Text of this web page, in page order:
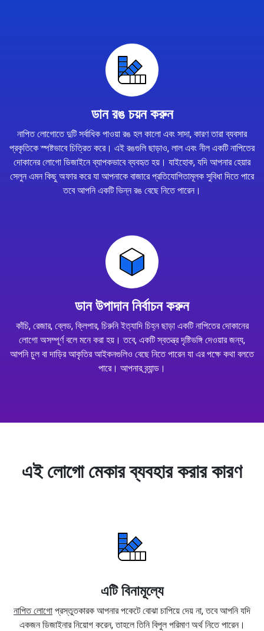
ডান রঙ চয়ন করুন
নাপিত লোগোতে দুটি সর্বাধিক পাওয়া রঙ হল কালো এবং সাদা, কারণ তারা ব্যবসার
প্রকৃতিকে স্পষ্টভাবে চিত্রিত করে। এই রঙগুলি ছাড়াও, লাল এবং নীল একটি নাপিতের
দোকানের লোগো ডিজাইনে ব্যাপকভাবে ব্যবহৃত হয়। যাইহোক, যদি আপনার হেয়ার
সেলুন এমন কিছু অফার করে যা আপনাকে বাজারে প্রতিযোগিতামূলক সুবিধা দিতে পারে
তবে আপনি একটি ভিন্ন রঙ বেছে নিতে পারেন।
ডান উপাদান নির্বাচন করুন
কাঁচি, রেজার, ব্লেড, ক্লিপার, চিরুনি ইত্যাদি চিহ্ন ছাড়া একটি নাপিতের দোকানের
লোগো অসম্পূর্ণ বলে মনে করা হয়। তবে, একটি স্বতন্ত্র দৃষ্টিভঙ্গি দেওয়ার জন্য,
আপনি চুল বা দাড়ির আকৃতির আইকনগুলিও বেছে নিতে পারেন যা এর পক্ষে কথা বলতে
পারে। আপনার ব্র্যান্ড।
এই লোগো মেকার ব্যবহার করার কারণ
এটি বিনামূল্যে
নাপিত লোগো প্রস্তুতকারক আপনার পকেটে বোঝা চাপিয়ে দেয় না, তবে আপনি যদি
একজন ডিজাইনার নিয়োগ করেন, তাহলে তিনি বিপুল পরিমাণ অর্থ নিতে পারেন।